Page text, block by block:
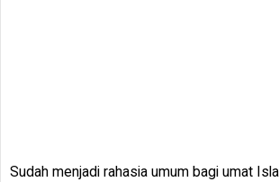
Sudah menjadi rahasia umum bagi umat